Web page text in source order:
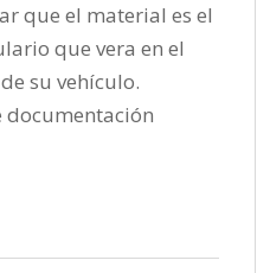
que el material es el
que vera en el
su vehículo.